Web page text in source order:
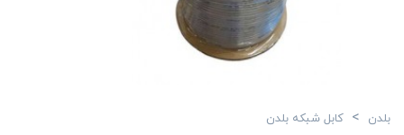
بلدن > کابل شبکه بلدن